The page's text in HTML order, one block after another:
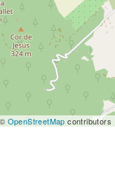
OpenStreetMap contributors